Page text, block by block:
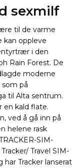
sexmilf
til de varme
kan oppleve
i den
Rain Forest. De
moderne
på
til Alta sentrum.
en kald flate.
ved å gå inn på
helene rask
SIM-
Travel SIM-
Tracker lanserat